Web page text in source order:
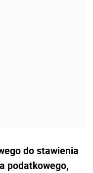
do stawienia
podatkowego,